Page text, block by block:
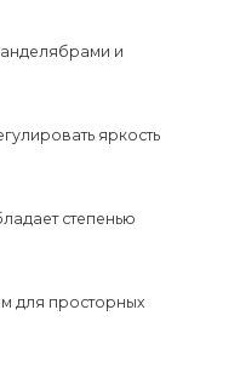
и
яркость
степенью
для просторных
частью